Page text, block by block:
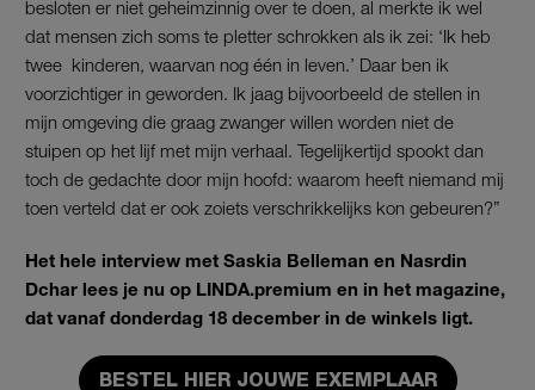
besloten er niet geheimzinnig over te doen, al merkte ik wel
dat mensen zich soms te pletter schrokken als ik zei: ‘Ik heb
twee ­ kinderen, waarvan nog één in leven.’ Daar ben ik
voorzichtiger in geworden. Ik jaag bijvoorbeeld de stellen in
mijn omgeving die graag zwanger willen worden niet de
stuipen op het lijf met mijn verhaal. Tegelijkertijd spookt dan
toch de gedachte door mijn hoofd: waarom heeft niemand mij
toen verteld dat er ook zoiets verschrikkelijks kon gebeuren?”
Het hele interview met Saskia Belleman en Nasrdin
Dchar lees je nu op LINDA.premium en in het magazine,
dat vanaf donderdag 18 december in de winkels ligt.
BESTEL HIER JOUWE EXEMPLAAR